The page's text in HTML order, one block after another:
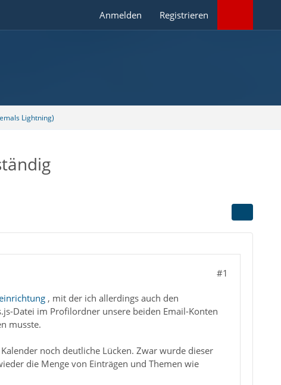
Anmelden Registrieren
Lightning)
#1
, mit der ich allerdings auch den
Datei im Profilordner unsere beiden Email-Konten
musste.
noch deutliche Lücken. Zwar wurde dieser
die Menge von Einträgen und Themen wie